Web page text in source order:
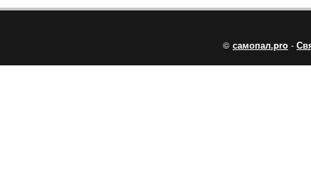
© самопал.pro -